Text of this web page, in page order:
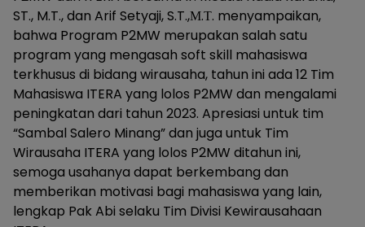
ST., M.T., dan Arif Setyaji, S.T.,Μ.Τ. menyampaikan,
bahwa Program P2MW merupakan salah satu
program yang mengasah soft skill mahasiswa
terkhusus di bidang wirausaha, tahun ini ada 12 Tim
Mahasiswa ITERA yang lolos P2MW dan mengalami
peningkatan dari tahun 2023. Apresiasi untuk tim
“Sambal Salero Minang” dan juga untuk Tim
Wirausaha ITERA yang lolos P2MW ditahun ini,
semoga usahanya dapat berkembang dan
memberikan motivasi bagi mahasiswa yang lain,
lengkap Pak Abi selaku Tim Divisi Kewirausahaan